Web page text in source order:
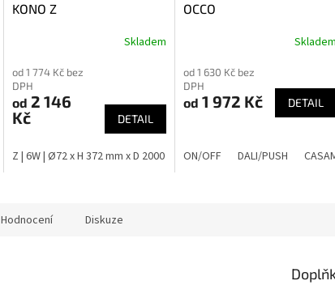
KONO Z
Skladem
od 1 774 Kč bez
DPH
od 2 146
Kč
DETAIL
Z | 6W | Ø72 x H 372 mm x D 2000 mm | 4000K Z | 6W | Ø72 x H 372
OCCO
Skladem
od 1 630 Kč bez
DPH
od 1 972 Kč DETAIL
ON/OFF DALI/PUSH
Hodnocení Diskuze